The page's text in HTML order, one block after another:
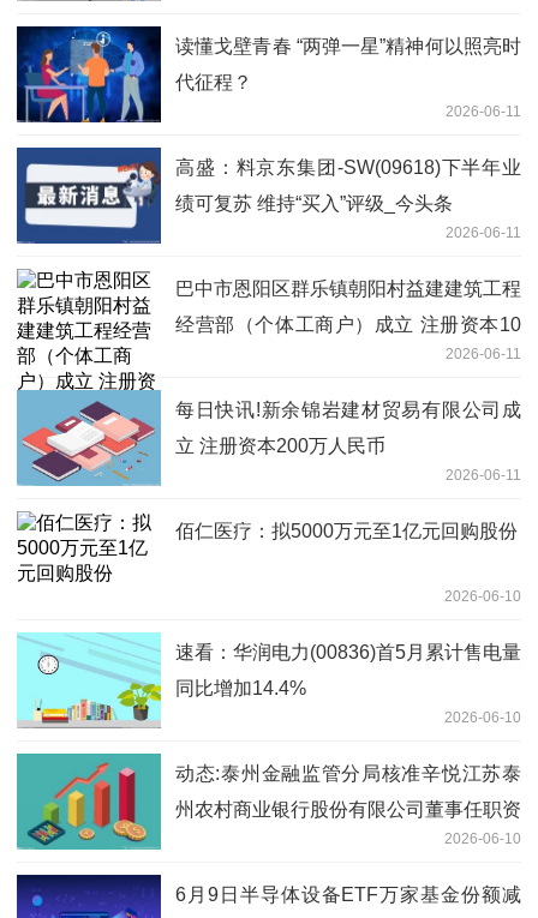
读懂戈壁青春 “两弹一星”精神何以照亮时
代征程？
2026-06-11
高盛：料京东集团-SW(09618)下半年业
绩可复苏 维持“买入”评级_今头条
2026-06-11
巴中市恩阳区群乐镇朝阳村益建建筑工程
经营部（个体工商户）成立 注册资本10
2026-06-11
每日快讯!新余锦岩建材贸易有限公司成
立 注册资本200万人民币
2026-06-11
佰仁医疗：拟5000万元至1亿元回购股份
2026-06-10
速看：华润电力(00836)首5月累计售电量
同比增加14.4%
2026-06-10
动态:泰州金融监管分局核准辛悦江苏泰
州农村商业银行股份有限公司董事任职资
2026-06-10
6月9日半导体设备ETF万家基金份额减